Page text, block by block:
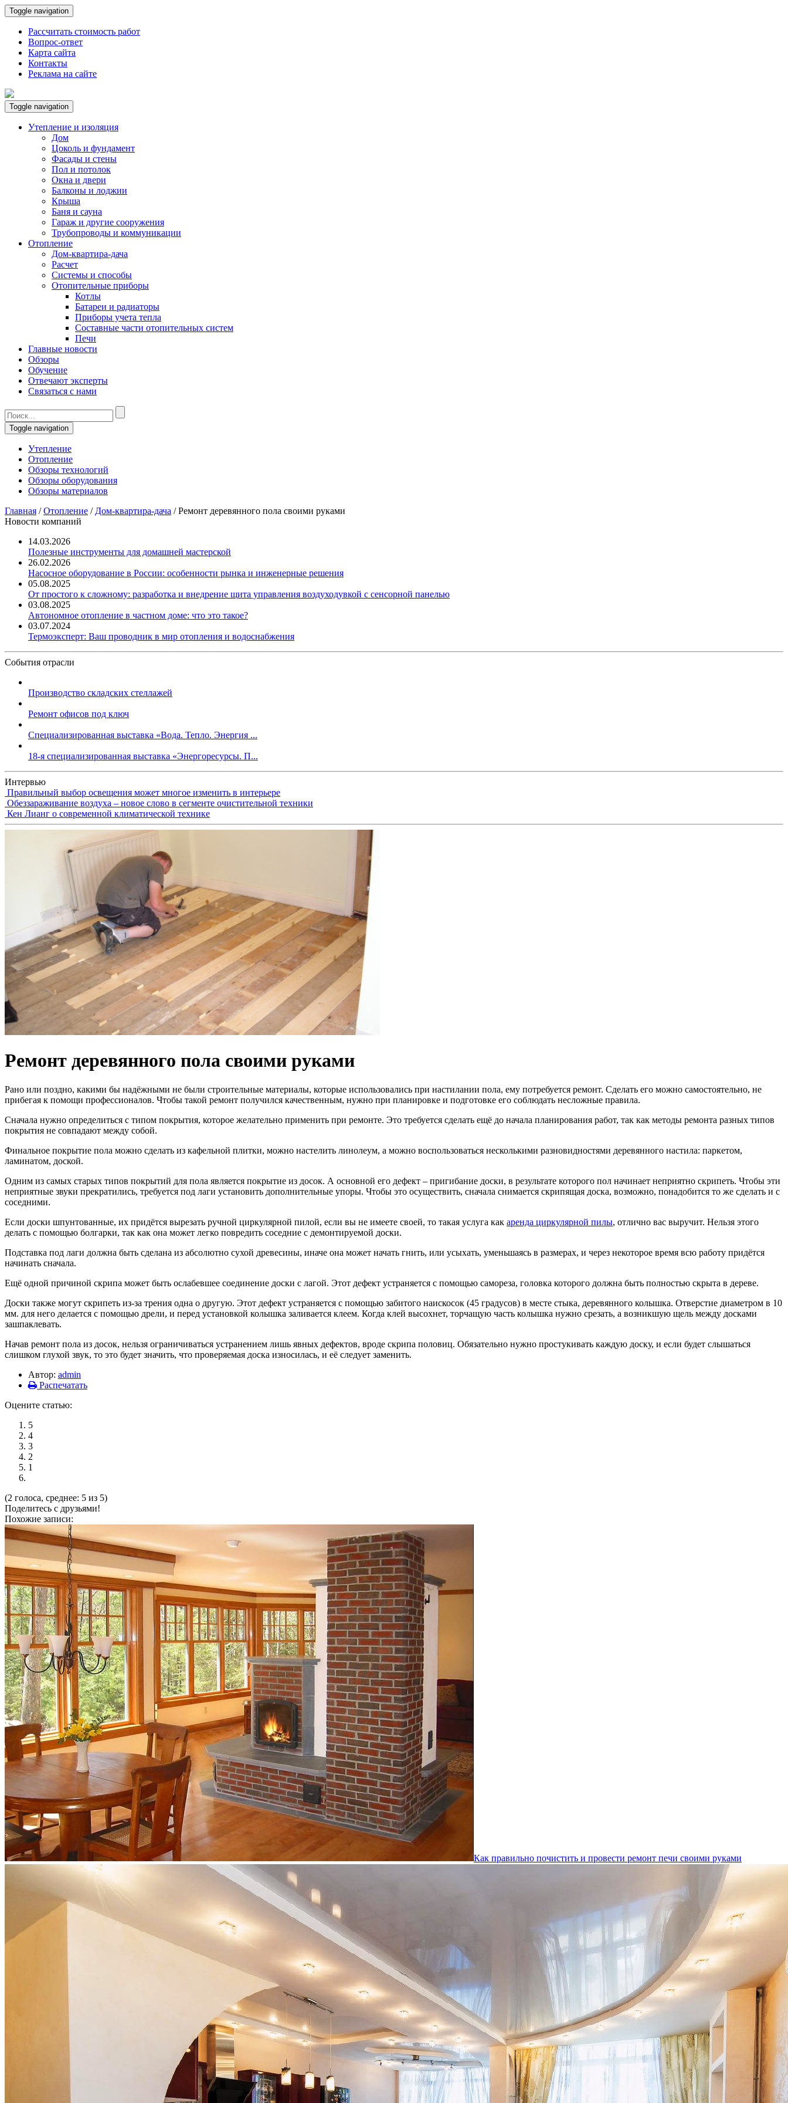
Toggle navigation
Рассчитать стоимость работ
Вопрос-ответ
Карта сайта
Контакты
Реклама на сайте
Toggle navigation
Утепление и изоляция
Дом
Цоколь и фундамент
Фасады и стены
Пол и потолок
Окна и двери
Балконы и лоджии
Крыша
Баня и сауна
Гараж и другие сооружения
Трубопроводы и коммуникации
Отопление
Дом-квартира-дача
Расчет
Системы и способы
Отопительные приборы
Котлы
Батареи и радиаторы
Приборы учета тепла
Составные части отопительных систем
Печи
Главные новости
Обзоры
Обучение
Отвечают эксперты
Связаться с нами
Toggle navigation
Утепление
Отопление
Обзоры технологий
Обзоры оборудования
Обзоры материалов
Главная /Отопление / Дом-квартира-дача /Ремонт деревянного пола своими руками
Новости компаний
14.03.2026
Полезные инструменты для домашней мастерской
26.02.2026
Насосное оборудование в России: особенности рынка и инженерные решения
05.08.2025
От простого к сложному: разработка и внедрение щита управления воздуходувкой с сенсорной панелью
03.08.2025
Автономное отопление в частном доме: что это такое?
03.07.2024
Термоэксперт: Ваш проводник в мир отопления и водоснабжения
События отрасли
Производство складских стеллажей
Ремонт офисов под ключ
Специализированная выставка «Вода. Тепло. Энергия ...
18-я специализированная выставка «Энергоресурсы. П...
Интервью
Правильный выбор освещения может многое изменить в интерьере
Обеззараживание воздуха – новое слово в сегменте очистительной техники
Кен Лианг о современной климатической технике
Ремонт деревянного пола своими руками
Рано или поздно, какими бы надёжными не были строительные материалы, которые использовались при настилании пола, ему потребуется ремонт. Сделать его можно самостоятельно, не
прибегая к помощи профессионалов. Чтобы такой ремонт получился качественным, нужно при планировке и подготовке его соблюдать несложные правила.
Сначала нужно определиться с типом покрытия, которое желательно применить при ремонте. Это требуется сделать ещё до начала планирования работ, так как методы ремонта разных типов
покрытия не совпадают между собой.
Финальное покрытие пола можно сделать из кафельной плитки, можно настелить линолеум, а можно воспользоваться несколькими разновидностями деревянного настила: паркетом,
ламинатом, доской.
Одним из самых старых типов покрытий для пола является покрытие из досок. А основной его дефект – пригибание доски, в результате которого пол начинает неприятно скрипеть. Чтобы эти
неприятные звуки прекратились, требуется под лаги установить дополнительные упоры. Чтобы это осуществить, сначала снимается скрипящая доска, возможно, понадобится то же сделать и с
соседними.
Если доски шпунтованные, их придётся вырезать ручной циркулярной пилой, если вы не имеете своей, то такая услуга как аренда циркулярной пилы, отлично вас выручит. Нельзя этого
делать с помощью болгарки, так как она может легко повредить соседние с демонтируемой доски.
Подставка под лаги должна быть сделана из абсолютно сухой древесины, иначе она может начать гнить, или усыхать, уменьшаясь в размерах, и через некоторое время всю работу придётся
начинать сначала.
Ещё одной причиной скрипа может быть ослабевшее соединение доски с лагой. Этот дефект устраняется с помощью самореза, головка которого должна быть полностью скрыта в дереве.
Доски также могут скрипеть из-за трения одна о другую. Этот дефект устраняется с помощью забитого наискосок (45 градусов) в месте стыка, деревянного колышка. Отверстие диаметром в 10
мм. для него делается с помощью дрели, и перед установкой колышка заливается клеем. Когда клей высохнет, торчащую часть колышка нужно срезать, а возникшую щель между досками
зашпаклевать.
Начав ремонт пола из досок, нельзя ограничиваться устранением лишь явных дефектов, вроде скрипа половиц. Обязательно нужно простукивать каждую доску, и если будет слышаться
слишком глухой звук, то это будет значить, что проверяемая доска износилась, и её следует заменить.
Автор: admin
Распечатать
Оцените статью:
5
4
3
2
1
(2 голоса, среднее: 5 из 5)
Поделитесь с друзьями!
Похожие записи:
Как правильно почистить и провести ремонт печи своими руками